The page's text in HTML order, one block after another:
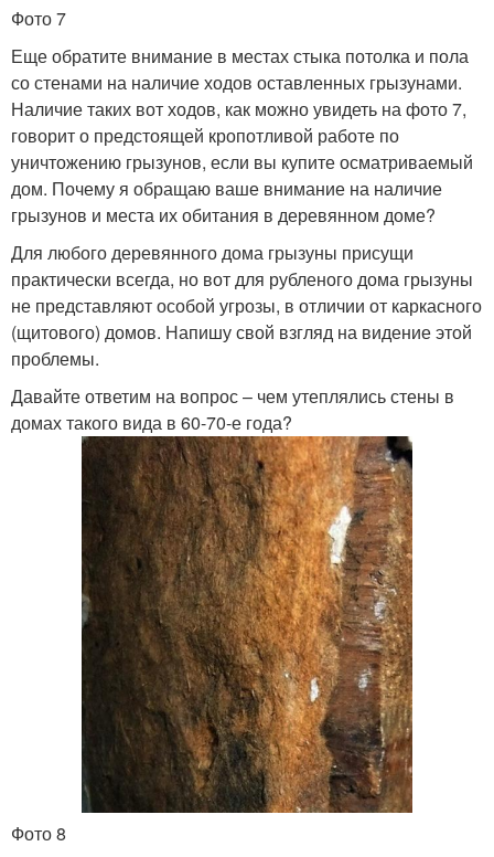
Фото 7
Еще обратите внимание в местах стыка потолка и пола
со стенами на наличие ходов оставленных грызунами.
Наличие таких вот ходов, как можно увидеть на фото 7,
говорит о предстоящей кропотливой работе по
уничтожению грызунов, если вы купите осматриваемый
дом. Почему я обращаю ваше внимание на наличие
грызунов и места их обитания в деревянном доме?
Для любого деревянного дома грызуны присущи
практически всегда, но вот для рубленого дома грызуны
не представляют особой угрозы, в отличии от каркасного
(щитового) домов. Напишу свой взгляд на видение этой
проблемы.
Давайте ответим на вопрос – чем утеплялись стены в
домах такого вида в 60-70-е года?
Фото 8